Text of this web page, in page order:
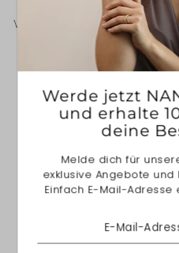
Bitte beachten Sie,
Verzögerungen, wie z. B.
TEILEN
Über NANA
Alle Artikel aus 925/-
hochwertigen, hellweißen
Werde jetzt
und erhalte
deine
Melde dich für
exklusive Angebote
Einfach E-Mail-